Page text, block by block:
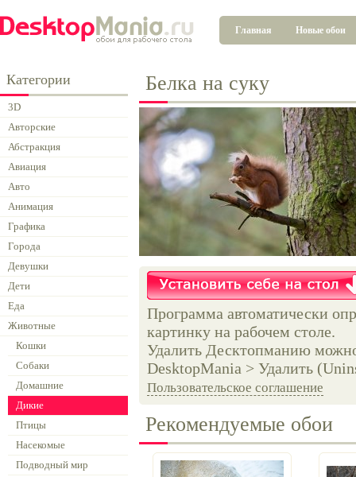
Главная Новые обои
Категории
3D
Авторские
Абстракция
Авиация
Авто
Анимация
Графика
Города
Девушки
Дети
Еда
Животные
Кошки
Собаки
Домашние
Дикие
Птицы
Насекомые
Подводный мир
Белка на суку
Программа автоматически
картинку на рабочем столе.
Удалить Десктопманию
DesktopMania > Удалить
Пользовательское соглашение
Рекомендуемые обои